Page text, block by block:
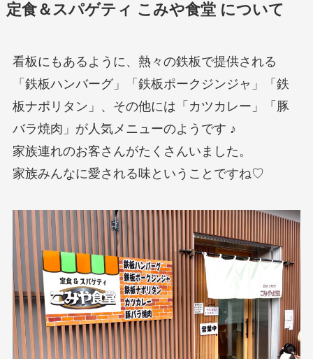
定食＆スパゲティ こみや食堂について
看板にもあるように、熱々の鉄板で提供される
「鉄板ハンバーグ」「鉄板ポークジンジャ」「鉄
板ナポリタン」、その他には「カツカレー」「豚
バラ焼肉」が人気メニューのようです ♪
家族連れのお客さんがたくさんいました。
家族みんなに愛される味ということですね♡